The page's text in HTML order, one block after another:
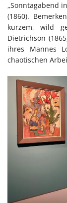
„Sonntagabend
(1860).
kurzem, wild
Dietrichson
ihres Mannes
chaotischen